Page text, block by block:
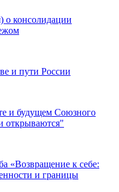
о консолидации
и пути России
и будущем Союзного
открываются"
«Возвращение к себе:
и границы